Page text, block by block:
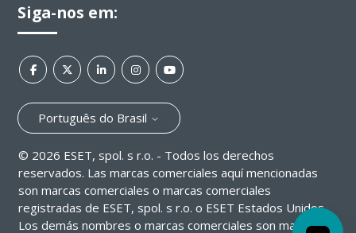
Siga-nos em:
Português do Brasil
© 2026 ESET, spol. s r.o. - Todos los derechos
reservados. Las marcas comerciales aquí mencionadas
son marcas comerciales o marcas comerciales
registradas de ESET, spol. s r.o. o ESET Estados Unidos.
Los demás nombres o marcas comerciales son marcas